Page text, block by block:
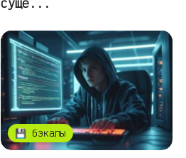
💾 бэкапы